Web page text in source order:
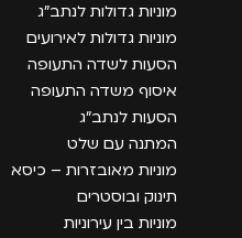
מוניות גדולות לנתב״ג
מוניות גדולות לאירועים
הסעות לשדה התעופה
איסוף משדה התעופה
הסעות לנתב״ג
המתנה עם שלט
מוניות מאובזרות – כיסא
תינוק ובוסטרים
מוניות בין עירוניות